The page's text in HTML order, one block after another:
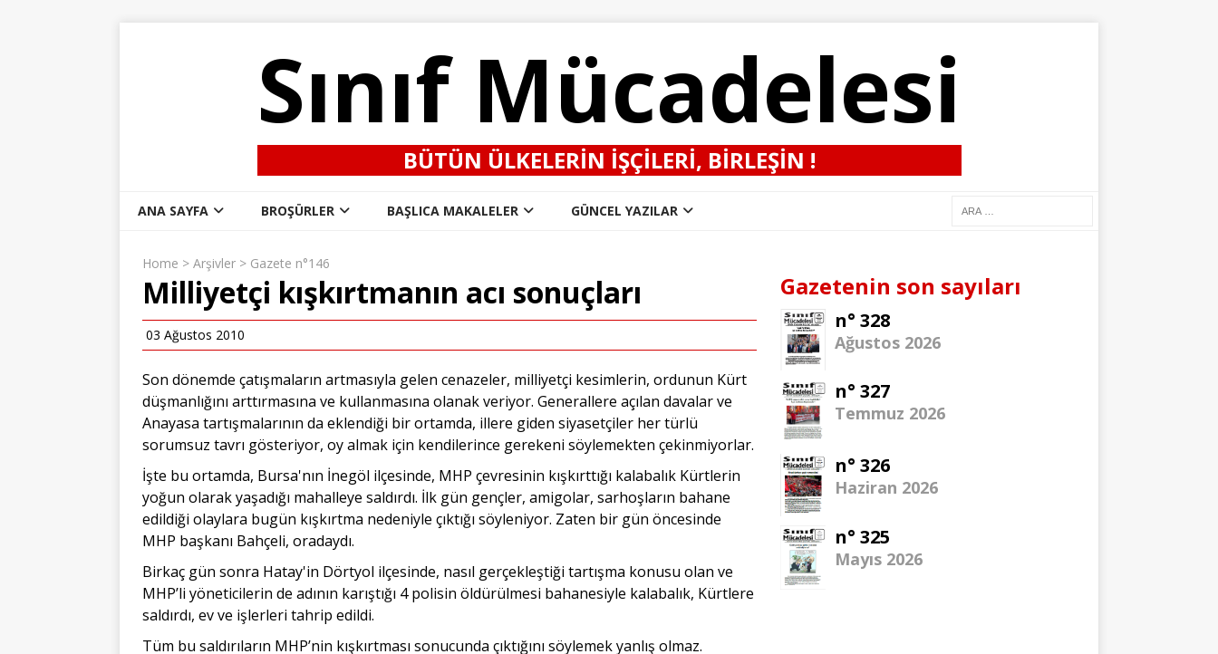
Sınıf Mücadelesi
BÜTÜN ÜLKELERIN IŞÇILERI, BIRLEŞIN !
ANA SAYFA BROŞÜRLER BAŞLICA MAKALELER GÜNCEL YAZILAR
Home > Arşivler > Gazete n°146
Milliyetçi kışkırtmanın acı sonuçları
03 Ağustos 2010
Son dönemde çatışmaların artmasıyla gelen cenazeler, milliyetçi kesimlerin, ordunun Kürt
düşmanlığını arttırmasına ve kullanmasına olanak veriyor. Generallere açılan davalar ve
Anayasa tartışmalarının da eklendiği bir ortamda, illere giden siyasetçiler her türlü
sorumsuz tavrı gösteriyor, oy almak için kendilerince gerekeni söylemekten çekinmiyorlar.
İşte bu ortamda, Bursa'nın İnegöl ilçesinde, MHP çevresinin kışkırttığı kalabalık Kürtlerin
yoğun olarak yaşadığı mahalleye saldırdı. İlk gün gençler, amigolar, sarhoşların bahane
edildiği olaylara bugün kışkırtma nedeniyle çıktığı söyleniyor. Zaten bir gün öncesinde
MHP başkanı Bahçeli, oradaydı.
Birkaç gün sonra Hatay'in Dörtyol ilçesinde, nasıl gerçekleştiği tartışma konusu olan ve
MHP’li yöneticilerin de adının karıştığı 4 polisin öldürülmesi bahanesiyle kalabalık, Kürtlere
saldırdı, ev ve işlerleri tahrip edildi.
Tüm bu saldırıların MHP’nin kışkırtması sonucunda çıktığını söylemek yanlış olmaz.
Gazetenin son sayıları
n° 328
Ağustos 2026
n° 327
Temmuz 2026
n° 326
Haziran 2026
n° 325
Mayıs 2026